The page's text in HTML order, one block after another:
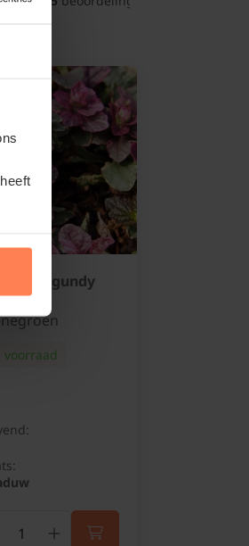
'Burgundy